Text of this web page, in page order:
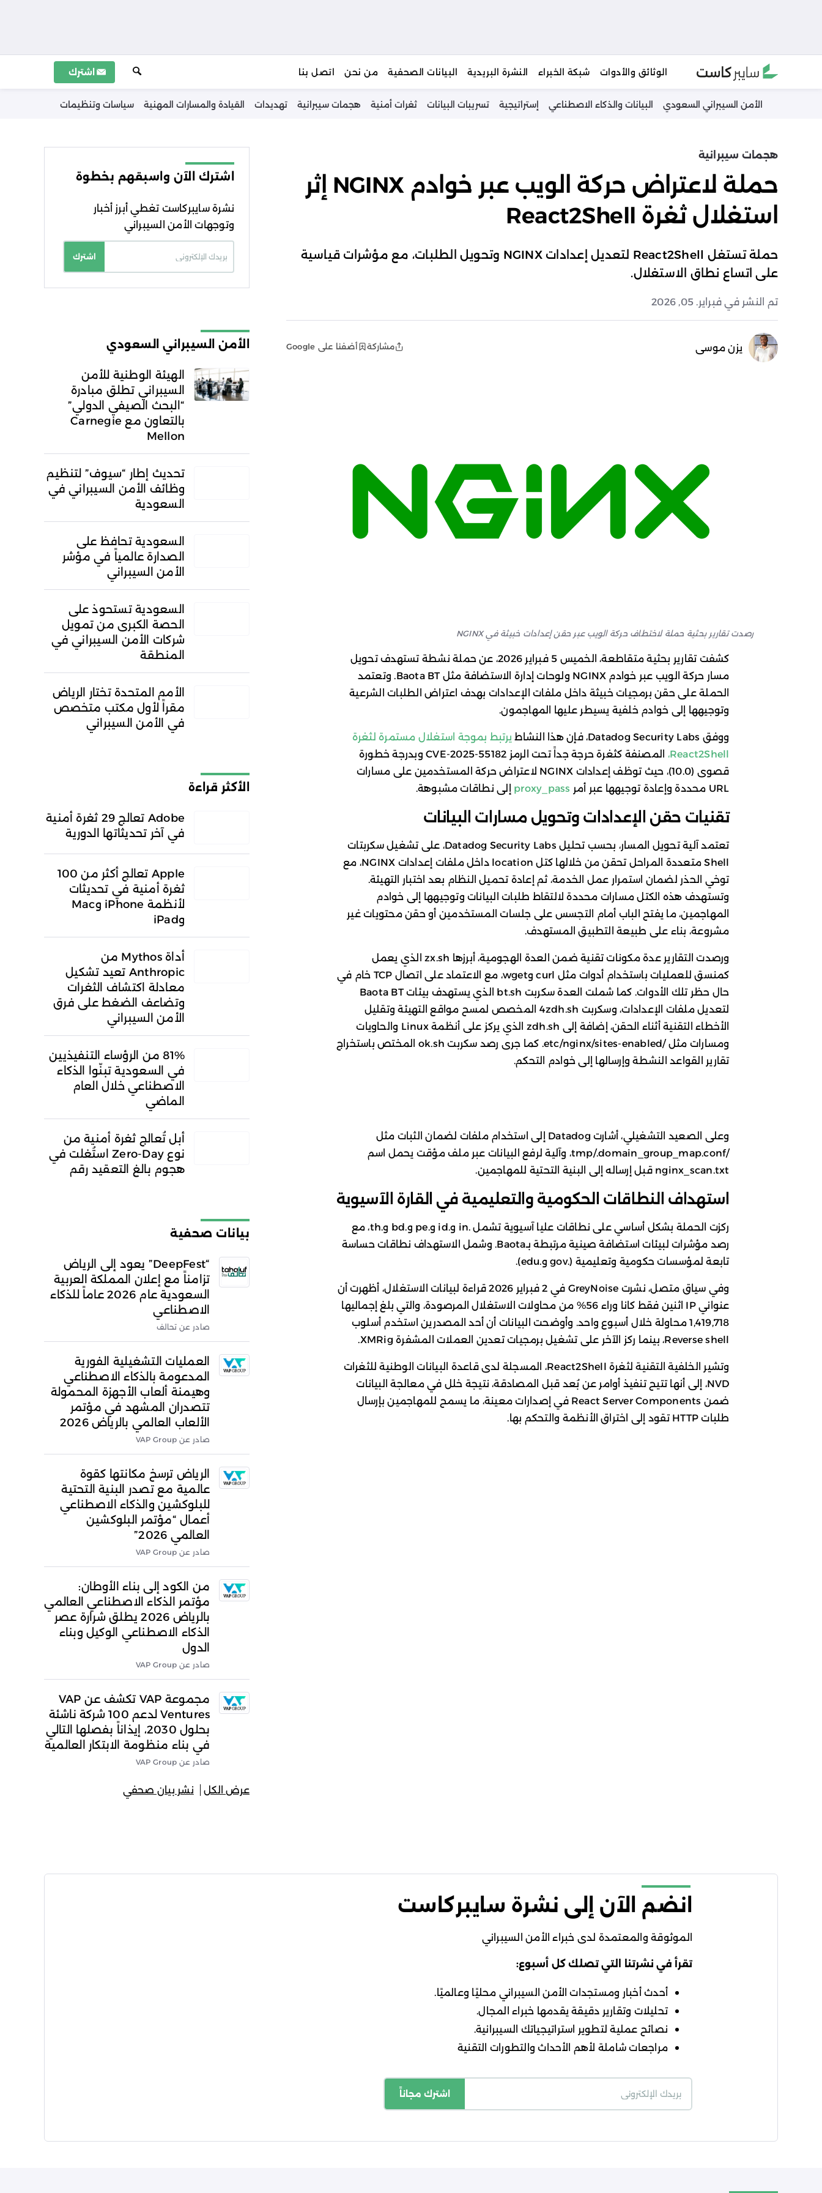
الوثائق والأدوات شبكة الخبراء النشرة البريدية البيانات الصحفية من نحن اتصل بنا اشترك يبحث
الأمن السيبراني السعودي البيانات والذكاء الاصطناعي إستراتيجية تسريبات البيانات ثغرات أمنية هجمات سيبرانية تهديدات القيادة والمسارات المهنية سياسات وتنظيمات
هجمات سيبرانية
حملة لاعتراض حركة الويب عبر خوادم NGINX إثر
استغلال ثغرة React2Shell
حملة تستغل React2Shell لتعديل إعدادات NGINX وتحويل الطلبات، مع مؤشرات قياسية
على اتساع نطاق الاستغلال.
تم النشر في فبراير. 05, 2026
يزن موسى مشاركة أضفنا على Google
رصدت تقارير بحثية حملة لاختطاف حركة الويب عبر حقن إعدادات خبيثة في NGINX
كشفت تقارير بحثية متقاطعة، الخميس 5 فبراير 2026، عن حملة نشطة تستهدف تحويل
مسار حركة الويب عبر خوادم NGINX ولوحات إدارة الاستضافة مثل Baota BT. وتعتمد
الحملة على حقن برمجيات خبيثة داخل ملفات الإعدادات بهدف اعتراض الطلبات الشرعية
وتوجيهها إلى خوادم خلفية يسيطر عليها المهاجمون.
ووفق Datadog Security Labs، فإن هذا النشاط
يرتبط بموجة استغلال مستمرة لثغرة
React2Shell،
المصنفة كثغرة حرجة جداً تحت الرمز CVE-2025-55182 وبدرجة خطورة
قصوى (10.0)، حيث توظف إعدادات NGINX لاعتراض حركة المستخدمين على مسارات
URL محددة وإعادة توجيهها عبر أمر
proxy_pass إلى نطاقات مشبوهة.
تقنيات حقن الإعدادات وتحويل مسارات البيانات
تعتمد آلية تحويل المسار، بحسب تحليل Datadog Security Labs، على تشغيل سكربتات
Shell متعددة المراحل تحقن من خلالها كتل location داخل ملفات إعدادات NGINX، مع
توخي الحذر لضمان استمرار عمل الخدمة، ثم إعادة تحميل النظام بعد اختبار التهيئة.
وتستهدف هذه الكتل مسارات محددة لالتقاط طلبات البيانات وتوجيهها إلى خوادم
المهاجمين، ما يفتح الباب أمام التجسس على جلسات المستخدمين أو حقن محتويات غير
مشروعة، بناء على طبيعة التطبيق المستهدف.
ورصدت التقارير عدة مكونات تقنية ضمن العدة الهجومية، أبرزها zx.sh الذي يعمل
كمنسق للعمليات باستخدام أدوات مثل curl وwget، مع الاعتماد على اتصال TCP خام في
حال حظر تلك الأدوات. كما شملت العدة سكربت bt.sh الذي يستهدف بيئات Baota BT
لتعديل ملفات الإعدادات، وسكربت 4zdh.sh المخصص لمسح مواقع التهيئة وتقليل
الأخطاء التقنية أثناء الحقن، إضافة إلى zdh.sh الذي يركز على أنظمة Linux والحاويات
ومسارات مثل /etc/nginx/sites-enabled. كما جرى رصد سكربت ok.sh المختص باستخراج
تقارير القواعد النشطة وإرسالها إلى خوادم التحكم.
وعلى الصعيد التشغيلي، أشارت Datadog إلى استخدام ملفات لضمان الثبات مثل
/tmp/.domain_group_map.conf، وآلية لرفع البيانات عبر ملف مؤقت يحمل اسم
nginx_scan.txt قبل إرساله إلى البنية التحتية للمهاجمين.
استهداف النطاقات الحكومية والتعليمية في القارة الآسيوية
ركزت الحملة بشكل أساسي على نطاقات عليا آسيوية تشمل .in و.id و.pe و.bd و.th، مع
رصد مؤشرات لبيئات استضافة صينية مرتبطة بـBaota. وشمل الاستهداف نطاقات حساسة
تابعة لمؤسسات حكومية وتعليمية (.gov و.edu).
وفي سياق متصل، نشرت GreyNoise في 2 فبراير 2026 قراءة لبيانات الاستغلال، أظهرت أن
عنواني IP اثنين فقط كانا وراء 56% من محاولات الاستغلال المرصودة، والتي بلغ إجماليها
1,419,718 محاولة خلال أسبوع واحد. وأوضحت البيانات أن أحد المصدرين استخدم أسلوب
Reverse shell، بينما ركز الآخر على تشغيل برمجيات تعدين العملات المشفرة XMRig.
وتشير الخلفية التقنية لثغرة React2Shell، المسجلة لدى قاعدة البيانات الوطنية للثغرات
NVD، إلى أنها تتيح تنفيذ أوامر عن بُعد قبل المصادقة، نتيجة خلل في معالجة البيانات
ضمن React Server Components في إصدارات معينة، ما يسمح للمهاجمين بإرسال
طلبات HTTP تقود إلى اختراق الأنظمة والتحكم بها.
اشترك الآن واسبقهم بخطوة
نشرة سايبركاست تغطي أبرز أخبار
وتوجهات الأمن السيبراني
اشترك
الخصوصية
الأمن السيبراني السعودي
الهيئة الوطنية للأمن
السيبراني تطلق مبادرة
“البحث الصيفي الدولي”
بالتعاون مع Carnegie
Mellon
تحديث إطار “سيوف” لتنظيم
وظائف الأمن السيبراني في
السعودية
السعودية تحافظ على
الصدارة عالمياً في مؤشر
الأمن السيبراني
السعودية تستحوذ على
الحصة الكبرى من تمويل
شركات الأمن السيبراني في
المنطقة
الأمم المتحدة تختار الرياض
مقراً لأول مكتب متخصص
في الأمن السيبراني
الأكثر قراءة
Adobe تعالج 29 ثغرة أمنية
في آخر تحديثاتها الدورية
Apple تعالج أكثر من 100
ثغرة أمنية في تحديثات
لأنظمة iPhone وMac
وiPad
أداة Mythos من
Anthropic تعيد تشكيل
معادلة اكتشاف الثغرات
وتضاعف الضغط على فرق
الأمن السيبراني
81% من الرؤساء التنفيذيين
في السعودية تبنّوا الذكاء
الاصطناعي خلال العام
الماضي
أبل تُعالج ثغرة أمنية من
نوع Zero-Day استُغلت في
هجوم بالغ التعقيد رقم
بيانات صحفية
“DeepFest” يعود إلى الرياض
تزامناً مع إعلان المملكة العربية
السعودية عام 2026 عاماً للذكاء
الاصطناعي
صادر عن تحالف
العمليات التشغيلية الفورية
المدعومة بالذكاء الاصطناعي
وهيمنة ألعاب الأجهزة المحمولة
تتصدران المشهد في مؤتمر
الألعاب العالمي بالرياض 2026
صادر عن VAP Group
الرياض ترسخ مكانتها كقوة
عالمية مع تصدر البنية التحتية
للبلوكشين والذكاء الاصطناعي
أعمال “مؤتمر البلوكشين
العالمي 2026”
صادر عن VAP Group
من الكود إلى بناء الأوطان:
مؤتمر الذكاء الاصطناعي العالمي
بالرياض 2026 يطلق شرارة عصر
الذكاء الاصطناعي الوكيل وبناء
الدول
صادر عن VAP Group
مجموعة VAP تكشف عن VAP
Ventures لدعم 100 شركة ناشئة
بحلول 2030، إيذاناً بفصلها التالي
في بناء منظومة الابتكار العالمية
صادر عن VAP Group
عرض الكل نشر بيان صحفي
انضم الآن إلى نشرة سايبركاست
الموثوقة والمعتمدة لدى خبراء الأمن السيبراني
تقرأ في نشرتنا التي تصلك كل أسبوع:
أحدث أخبار ومستجدات الأمن السيبراني محليًا وعالميًا.
تحليلات وتقارير دقيقة يقدمها خبراء المجال.
نصائح عملية لتطوير استراتيجياتك السيبرانية.
مراجعات شاملة لأهم الأحداث والتطورات التقنية
اشترك مجاناً